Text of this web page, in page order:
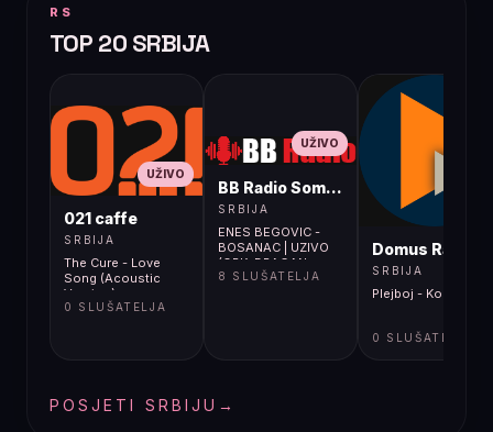
RS
TOP 20 SRBIJA
UŽIVO
021 caffe
SRBIJA
The Cure - Love
Song (Acoustic
Version)
0 SLUŠATELJA
UŽIVO
BB Radio Sombor
SRBIJA
ENES BEGOVIC -
BOSANAC | UZIVO
(ORK. DRAGAN
CIRKOVIC CIRA)
8 SLUŠATELJA
Domus Radio
SRBIJA
Plejboj - Ko je ko
0 SLUŠATELJA
POSJETI SRBIJU →